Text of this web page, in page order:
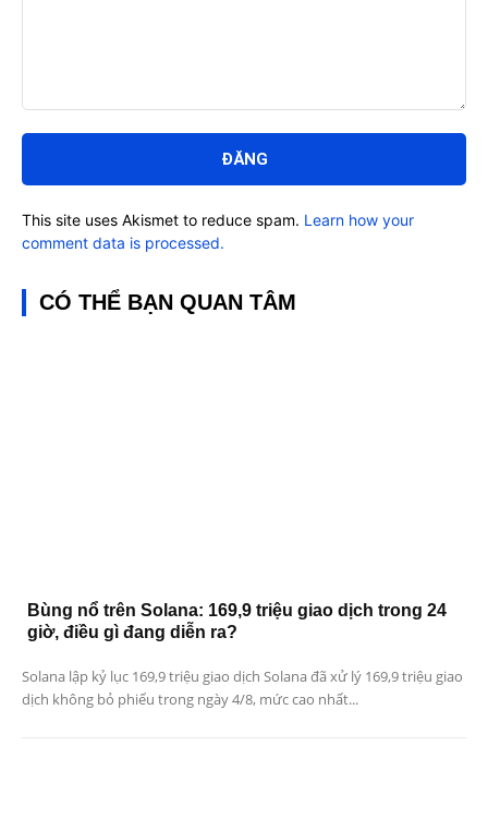
luận:
This site uses Akismet to reduce spam. Learn how your
comment data is processed.
CÓ THỂ BẠN QUAN TÂM
Bùng nổ trên Solana: 169,9 triệu giao dịch trong 24
giờ, điều gì đang diễn ra?
Solana lập kỷ lục 169,9 triệu giao dịch Solana đã xử lý 169,9 triệu giao
dịch không bỏ phiếu trong ngày 4/8, mức cao nhất...